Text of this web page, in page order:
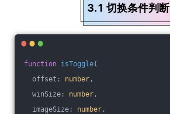
3.1 切换条件判断
function isToggle(
offset: number,
winSize: number,
imageSize: number,